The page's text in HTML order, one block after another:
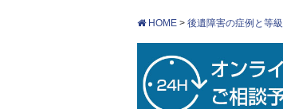
HOME > 後遺障害の症例と等級